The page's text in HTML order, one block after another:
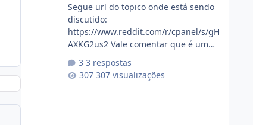
Segue url do topico onde está sendo
discutido:
https://www.reddit.com/r/cpanel/s/gH
AXKG2us2 Vale comentar que é um
pegada no da.
3 respostas
307 visualizações